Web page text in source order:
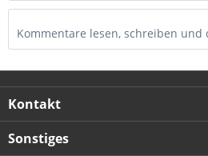
Kommentare lesen, schreiben und
Kontakt
Sonstiges